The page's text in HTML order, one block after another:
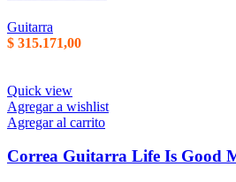
Guitarra
$ 315.171,00
Quick view
Agregar a wishlist
Agregar al carrito
Correa Guitarra Life Is Good